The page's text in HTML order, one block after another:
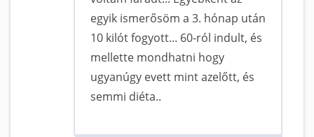
egyik ismerősöm a 3. hónap után
10 kilót fogyott... 60-ról indult, és
mellette mondhatni hogy
ugyanúgy evett mint azelőtt, és
semmi diéta..